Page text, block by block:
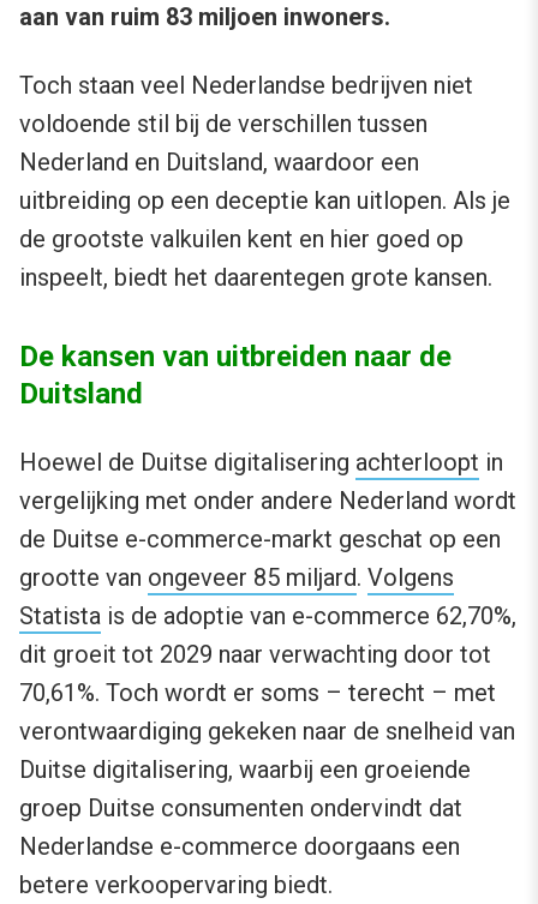
aan van ruim 83 miljoen inwoners.
Toch staan veel Nederlandse bedrijven niet
voldoende stil bij de verschillen tussen
Nederland en Duitsland, waardoor een
uitbreiding op een deceptie kan uitlopen. Als je
de grootste valkuilen kent en hier goed op
inspeelt, biedt het daarentegen grote kansen.
De kansen van uitbreiden naar de
Duitsland
Hoewel de Duitse digitalisering achterloopt in
vergelijking met onder andere Nederland wordt
de Duitse e-commerce-markt geschat op een
grootte van ongeveer 85 miljard. Volgens
Statista is de adoptie van e-commerce 62,70%,
dit groeit tot 2029 naar verwachting door tot
70,61%. Toch wordt er soms – terecht – met
verontwaardiging gekeken naar de snelheid van
Duitse digitalisering, waarbij een groeiende
groep Duitse consumenten ondervindt dat
Nederlandse e-commerce doorgaans een
betere verkoopervaring biedt.